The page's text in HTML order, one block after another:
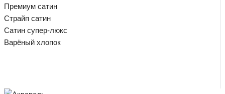
Премиум сатин
Страйп сатин
Сатин супер-люкс
Варёный хлопок